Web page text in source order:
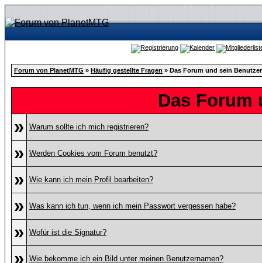
Forum von PlanetMTG » Häufig gestellte Fragen » Das Forum und sein Benutzer
Das Forum
»
Warum sollte ich mich registrieren?
» Werden Cookies vom Forum benutzt?
» Wie kann ich mein Profil bearbeiten?
» Was kann ich tun, wenn ich mein Passwort vergessen habe?
» Wofür ist die Signatur?
» Wie bekomme ich ein Bild unter meinen Benutzernamen?